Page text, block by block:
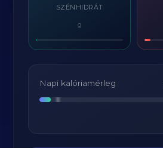
SZÉNHIDRÁT
g
Napi kalóriamérleg